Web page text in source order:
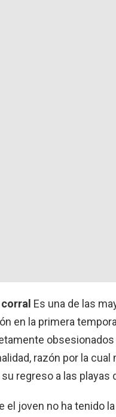
Es una de las
en la primera
razón por la
regreso a las playas
el joven no ha tenido